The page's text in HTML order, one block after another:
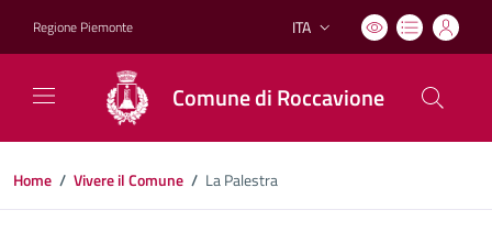
Regione Piemonte Lingua attiva:
ITA
Comune di Roccavione
Home / Vivere il Comune / La Palestra